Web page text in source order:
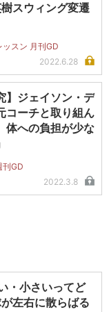
スウィング変遷
スン 月刊GD
2022.6.28
】ジェイソン・デ
コーチと取り組ん
体への負担が少な
刊GD
2022.3.8
・小さいってど
左右に散らばる